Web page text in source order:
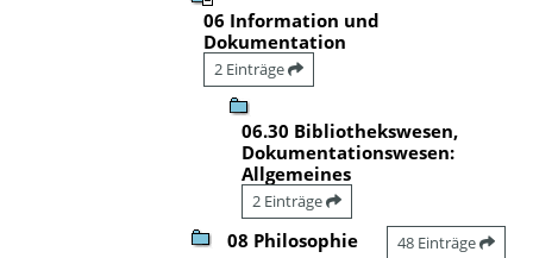
06 Information und
Dokumentation
2 Einträge
06.30 Bibliothekswesen,
Dokumentationswesen:
Allgemeines
2 Einträge
08 Philosophie 48 Einträge